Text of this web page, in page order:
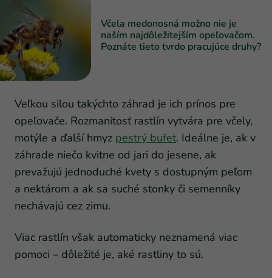
Včela medonosná možno nie je
naším najdôležitejším opeľovačom.
Poznáte tieto tvrdo pracujúce druhy?
Veľkou silou takýchto záhrad je ich prínos pre
opeľovače. Rozmanitosť rastlín vytvára pre včely,
motýle a ďalší hmyz pestrý bufet. Ideálne je, ak v
záhrade niečo kvitne od jari do jesene, ak
prevažujú jednoduché kvety s dostupným peľom
a nektárom a ak sa suché stonky či semenníky
nechávajú cez zimu.
Viac rastlín však automaticky neznamená viac
pomoci – dôležité je, aké rastliny to sú.